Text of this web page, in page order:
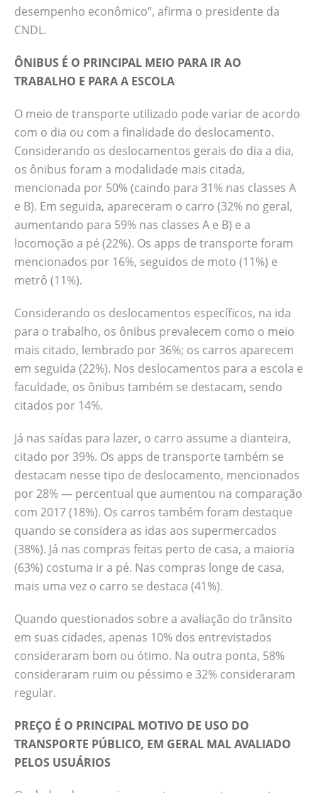
desempenho econômico”, afirma o presidente da
CNDL.
ÔNIBUS É O PRINCIPAL MEIO PARA IR AO
TRABALHO E PARA A ESCOLA
O meio de transporte utilizado pode variar de acordo
com o dia ou com a finalidade do deslocamento.
Considerando os deslocamentos gerais do dia a dia,
os ônibus foram a modalidade mais citada,
mencionada por 50% (caindo para 31% nas classes A
e B). Em seguida, apareceram o carro (32% no geral,
aumentando para 59% nas classes A e B) e a
locomoção a pé (22%). Os apps de transporte foram
mencionados por 16%, seguidos de moto (11%) e
metrô (11%).
Considerando os deslocamentos específicos, na ida
para o trabalho, os ônibus prevalecem como o meio
mais citado, lembrado por 36%; os carros aparecem
em seguida (22%). Nos deslocamentos para a escola e
faculdade, os ônibus também se destacam, sendo
citados por 14%.
Já nas saídas para lazer, o carro assume a dianteira,
citado por 39%. Os apps de transporte também se
destacam nesse tipo de deslocamento, mencionados
por 28% — percentual que aumentou na comparação
com 2017 (18%). Os carros também foram destaque
quando se considera as idas aos supermercados
(38%). Já nas compras feitas perto de casa, a maioria
(63%) costuma ir a pé. Nas compras longe de casa,
mais uma vez o carro se destaca (41%).
Quando questionados sobre a avaliação do trânsito
em suas cidades, apenas 10% dos entrevistados
consideraram bom ou ótimo. Na outra ponta, 58%
consideraram ruim ou péssimo e 32% consideraram
regular.
PREÇO É O PRINCIPAL MOTIVO DE USO DO
TRANSPORTE PÚBLICO, EM GERAL MAL AVALIADO
PELOS USUÁRIOS